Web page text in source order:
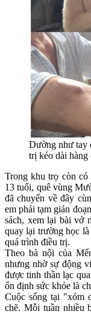
Dường như tay
trị kéo dài hàng
Trong khu trọ còn
13 tuổi, quê vùng
đã chuyển về đây
em phải tạm gián
sách, xem lại bài vở
quay lại trường học
quá trình điều trị.
Theo bà nội của
nhưng nhờ sự động
được tinh thần lạc
ổn định sức khỏe là
Cuộc sống tại "xóm
chẽ. Mỗi tuần nhiều